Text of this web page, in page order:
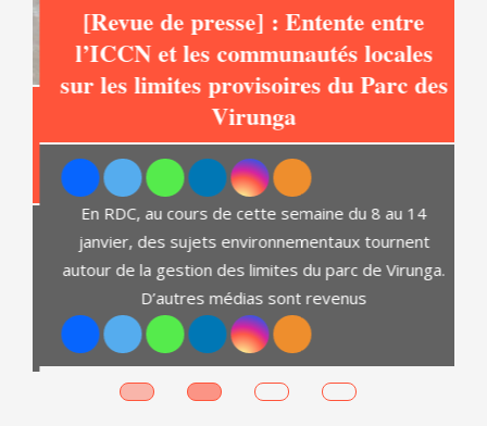
[Revue de presse] : Entente entre
l’ICCN et les communautés locales
sur les limites provisoires du Parc des
Virunga
En RDC, au cours de cette semaine du 8 au 14
janvier, des sujets environnementaux tournent
autour de la gestion des limites du parc de Virunga.
D’autres médias sont revenus